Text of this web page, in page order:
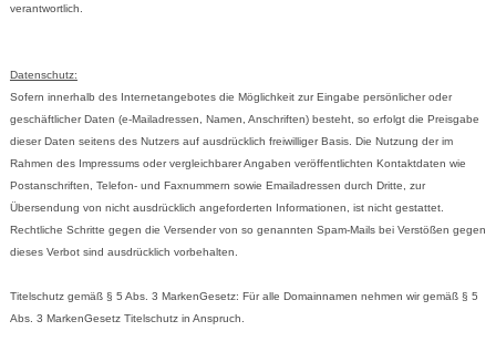
verantwortlich.
Datenschutz:
Sofern innerhalb des Internetangebotes die Möglichkeit zur Eingabe persönlicher oder
geschäftlicher Daten (e-Mailadressen, Namen, Anschriften) besteht, so erfolgt die Preisgabe
dieser Daten seitens des Nutzers auf ausdrücklich freiwilliger Basis. Die Nutzung der im
Rahmen des Impressums oder vergleichbarer Angaben veröffentlichten Kontaktdaten wie
Postanschriften, Telefon- und Faxnummern sowie Emailadressen durch Dritte, zur
Übersendung von nicht ausdrücklich angeforderten Informationen, ist nicht gestattet.
Rechtliche Schritte gegen die Versender von so genannten Spam-Mails bei Verstößen gegen
dieses Verbot sind ausdrücklich vorbehalten.
Titelschutz gemäß § 5 Abs. 3 MarkenGesetz: Für alle Domainnamen nehmen wir gemäß § 5
Abs. 3 MarkenGesetz Titelschutz in Anspruch.